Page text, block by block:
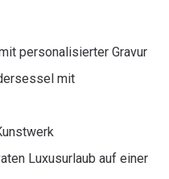
personalisierter Gravur
mit
Luxusurlaub auf einer